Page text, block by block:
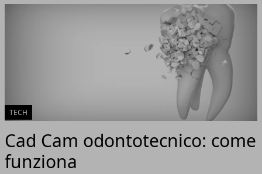
TECH
Cad Cam odontotecnico: come
funziona